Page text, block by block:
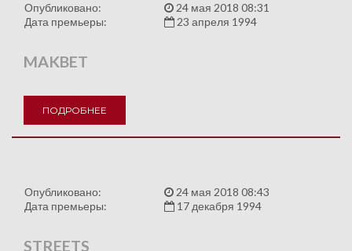
Опубликовано:
24 мая 2018 08:31
Дата премьеры:
23 апреля 1994
MAKBET
ПОДРОБНЕЕ
Опубликовано:
24 мая 2018 08:43
Дата премьеры:
17 декабря 1994
STREETS